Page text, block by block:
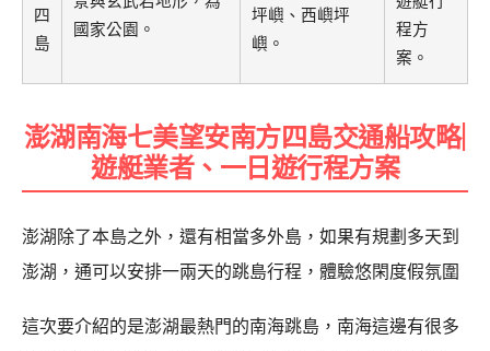
四
島
國家公園。
坪嶼、西嶼坪
嶼。
程方
案。
澎湖南海七美望安南方四島交通船攻略|
遊艇業者、一日遊行程方案
澎湖除了本島之外，還有相當多外島，如果有規劃多天到
澎湖，通可以安排一兩天的跳島行程，體驗悠閑度假氛圍
這次要介紹的是澎湖最熱門的南海跳島，南海這邊有很多